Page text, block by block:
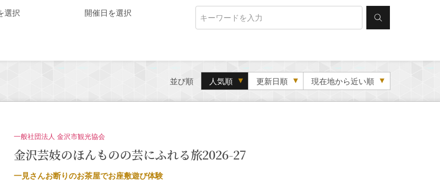
選択 開催日を選択
並び順 人気順 更新日順 現在地から近い順
金沢芸妓のほんものの芸にふれる旅2026-27
一般社団法人 金沢市観光協会
一見さんお断りのお茶屋でお座敷遊び体験